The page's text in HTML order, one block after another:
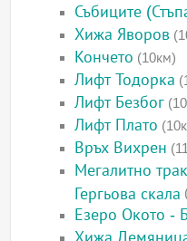
Събиците
Хижа Яворов
Кончето (10км)
Лифт Тодорка
Лифт Безбог
Лифт Плато
Връх Вихрен
Мегалитно
Гергьова скала
Езеро Окото -